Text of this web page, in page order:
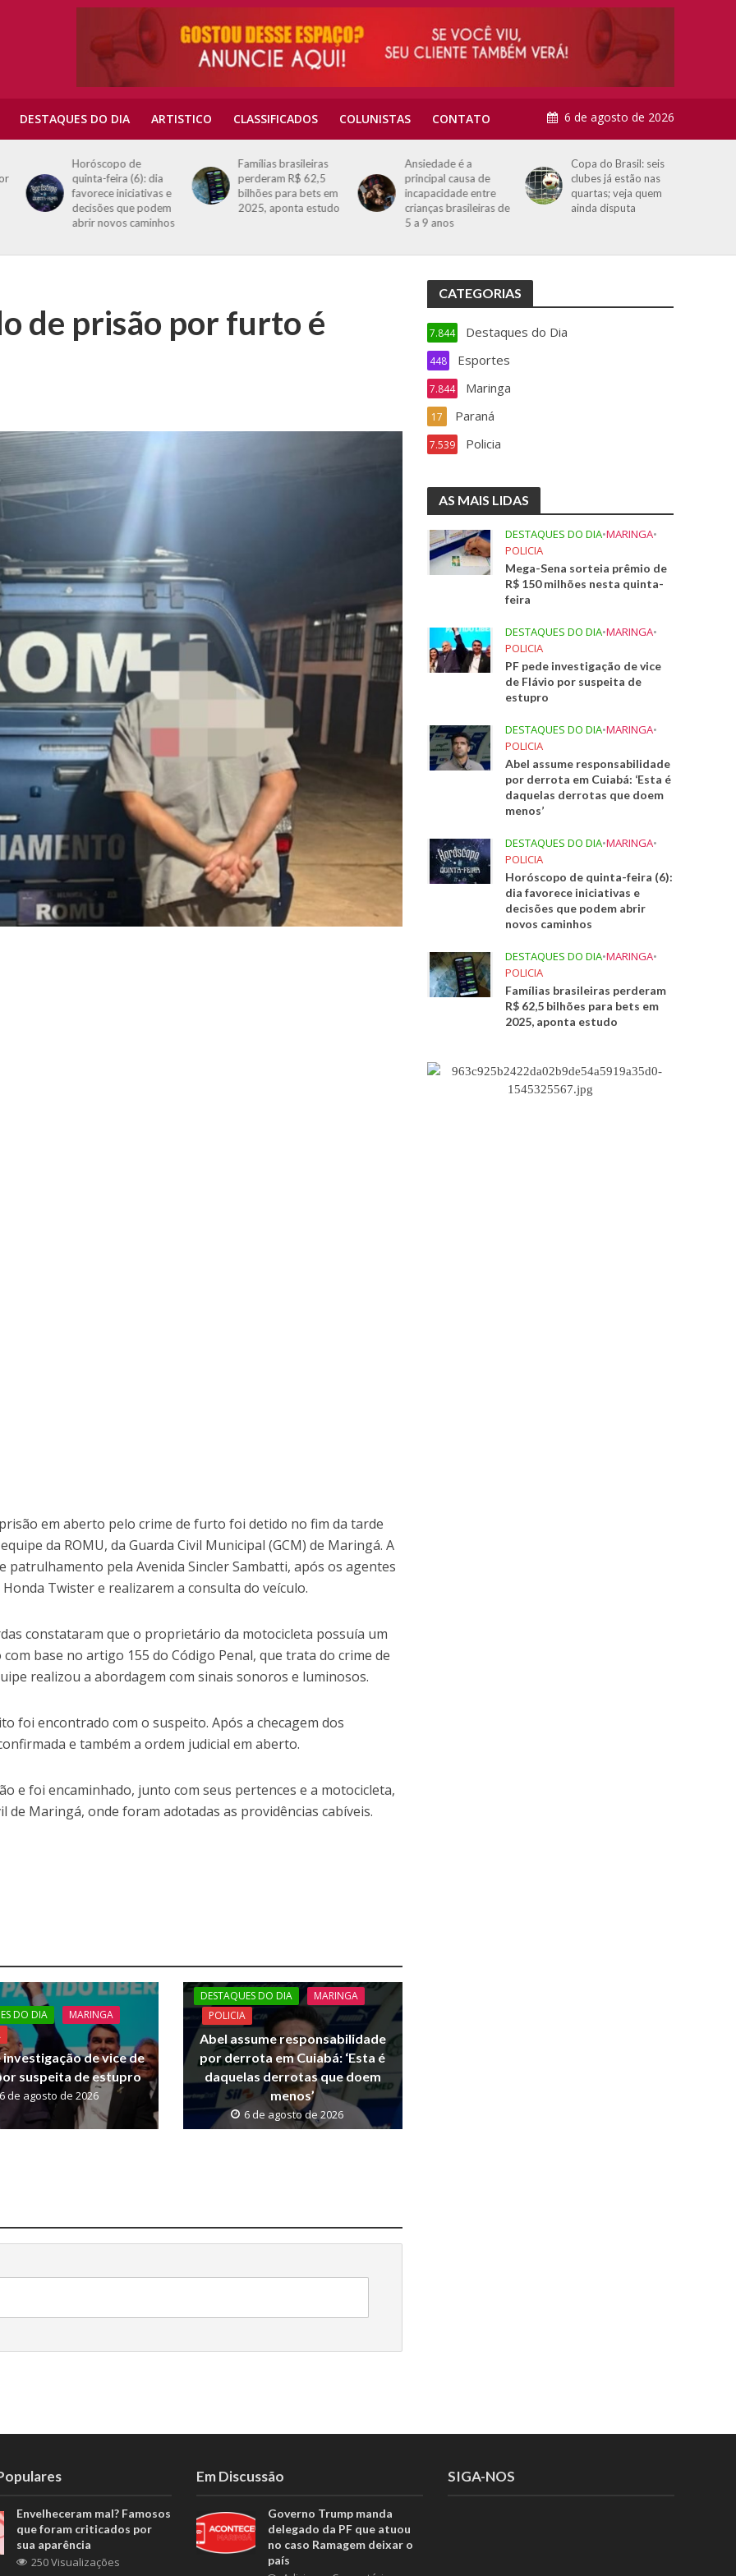
DESTAQUES DO DIA ARTISTICO CLASSIFICADOS COLUNISTAS CONTATO 6 de agosto de 2026
Horóscopo de
quinta-feira (6): dia
favorece iniciativas e
decisões que podem
abrir novos caminhos
Famílias brasileiras
perderam R$ 62,5
bilhões para bets em
2025, aponta estudo
Ansiedade é a
principal causa de
incapacidade entre
crianças brasileiras de
5 a 9 anos
Copa do Brasil: seis
clubes já estão nas
quartas; veja quem
ainda disputa
de prisão por furto é
em aberto pelo crime de furto foi detido no fim da tarde
da ROMU, da Guarda Civil Municipal (GCM) de Maringá. A
patrulhamento pela Avenida Sincler Sambatti, após os agentes
Twister e realizarem a consulta do veículo.
constataram que o proprietário da motocicleta possuía um
base no artigo 155 do Código Penal, que trata do crime de
realizou a abordagem com sinais sonoros e luminosos.
foi encontrado com o suspeito. Após a checagem dos
e também a ordem judicial em aberto.
e foi encaminhado, junto com seus pertences e a motocicleta,
de Maringá, onde foram adotadas as providências cabíveis.
DO DIA
MARINGA
investigação de vice de
suspeita de estupro
6 de agosto de 2026
DESTAQUES DO DIA
MARINGA
POLICIA
Abel assume responsabilidade
por derrota em Cuiabá: ‘Esta é
daquelas derrotas que doem
menos’
6 de agosto de 2026
CATEGORIAS
Destaques do Dia
7.844
Esportes
448
Maringa
7.844
Paraná
17
Policia
7.539
AS MAIS LIDAS
DESTAQUES DO DIA•MARINGA•
POLICIA
Mega-Sena sorteia prêmio de
R$ 150 milhões nesta quinta-
feira
DESTAQUES DO DIA•MARINGA•
POLICIA
PF pede investigação de vice
de Flávio por suspeita de
estupro
DESTAQUES DO DIA•MARINGA•
POLICIA
Abel assume responsabilidade
por derrota em Cuiabá: ‘Esta é
daquelas derrotas que doem
menos’
DESTAQUES DO DIA•MARINGA•
POLICIA
Horóscopo de quinta-feira (6):
dia favorece iniciativas e
decisões que podem abrir
novos caminhos
DESTAQUES DO DIA•MARINGA•
POLICIA
Famílias brasileiras perderam
R$ 62,5 bilhões para bets em
2025, aponta estudo
Envelheceram mal? Famosos
que foram criticados por
sua aparência
250 Visualizações
Em Discussão
Governo Trump manda
delegado da PF que atuou
no caso Ramagem deixar o
país
SIGA-NOS